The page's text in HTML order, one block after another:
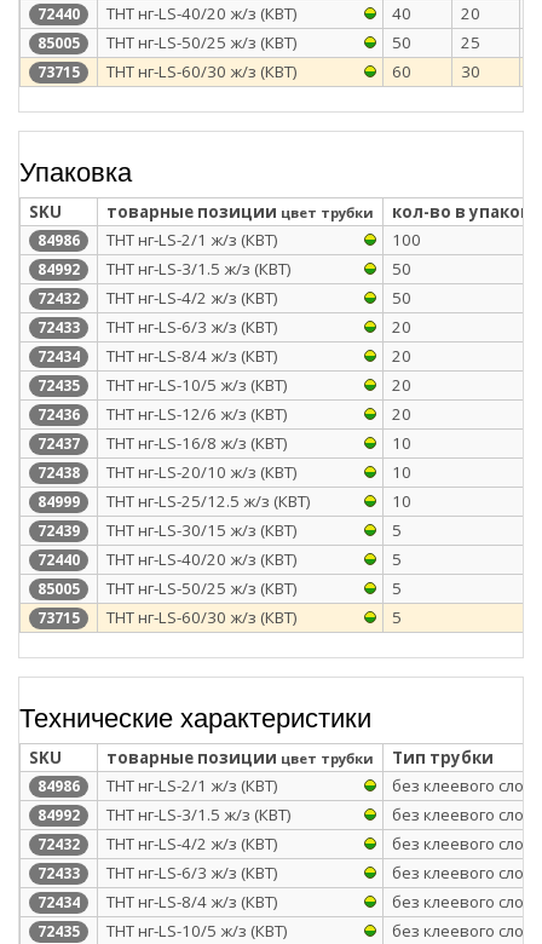
72440 ТНТ нг-LS-40/20 ж/з (КВТ) 40 20
85005 ТНТ нг-LS-50/25 ж/з (КВТ) 50 25
73715 ТНТ нг-LS-60/30 ж/з (КВТ) 60 30
Упаковка
SKU товарные позиции цвет трубки кол-во в
84986 ТНТ нг-LS-2/1 ж/з (КВТ) 100
84992 ТНТ нг-LS-3/1.5 ж/з (КВТ) 50
72432 ТНТ нг-LS-4/2 ж/з (КВТ) 50
72433 ТНТ нг-LS-6/3 ж/з (КВТ) 20
72434 ТНТ нг-LS-8/4 ж/з (КВТ) 20
72435 ТНТ нг-LS-10/5 ж/з (КВТ) 20
72436 ТНТ нг-LS-12/6 ж/з (КВТ) 20
72437 ТНТ нг-LS-16/8 ж/з (КВТ) 10
72438 ТНТ нг-LS-20/10 ж/з (КВТ) 10
84999 ТНТ нг-LS-25/12.5 ж/з (КВТ) 10
72439 ТНТ нг-LS-30/15 ж/з (КВТ) 5
72440 ТНТ нг-LS-40/20 ж/з (КВТ) 5
85005 ТНТ нг-LS-50/25 ж/з (КВТ) 5
73715 ТНТ нг-LS-60/30 ж/з (КВТ) 5
Технические характеристики
SKU товарные позиции цвет трубки Тип трубки
84986 ТНТ нг-LS-2/1 ж/з (КВТ) без клеевого слоя
84992 ТНТ нг-LS-3/1.5 ж/з (КВТ) без клеевого слоя
72432 ТНТ нг-LS-4/2 ж/з (КВТ) без клеевого слоя
72433 ТНТ нг-LS-6/3 ж/з (КВТ) без клеевого слоя
72434 ТНТ нг-LS-8/4 ж/з (КВТ) без клеевого слоя
72435 ТНТ нг-LS-10/5 ж/з (КВТ) без клеевого слоя